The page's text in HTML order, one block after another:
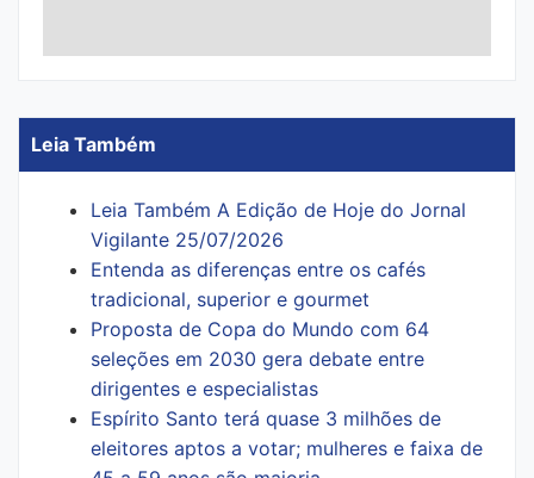
Leia Também
Leia Também A Edição de Hoje do Jornal
Vigilante 25/07/2026
Entenda as diferenças entre os cafés
tradicional, superior e gourmet
Proposta de Copa do Mundo com 64
seleções em 2030 gera debate entre
dirigentes e especialistas
Espírito Santo terá quase 3 milhões de
eleitores aptos a votar; mulheres e faixa de